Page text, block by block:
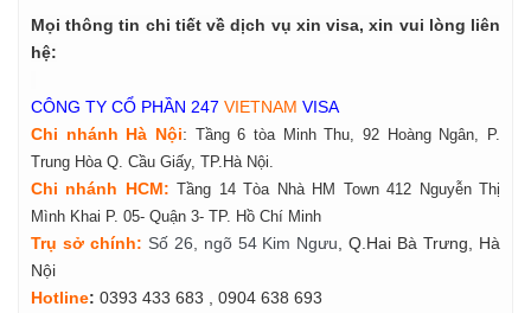
Mọi thông tin chi tiết về dịch vụ xin visa, xin vui lòng liên
hệ:
CÔNG TY CỔ PHẦN 247 VIETNAM VISA
Chi nhánh Hà Nội: Tầng 6 tòa Minh Thu, 92 Hoàng Ngân, P.
Trung Hòa Q. Cầu Giấy, TP.Hà Nội.
Chi nhánh HCM: Tầng 14 Tòa Nhà HM Town 412 Nguyễn Thị
Mình Khai P. 05- Quận 3- TP. Hồ Chí Minh
Trụ sở chính: Số 26, ngõ 54 Kim Ngưu , Q.Hai Bà Trưng, Hà
Nội
Hotline: 0393 433 683 , 0904 638 693